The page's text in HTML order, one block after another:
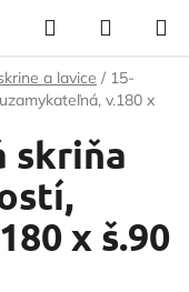
Hľadať
KOŠÍK
a lavice / 15-
v.180 x
skriňa
x š.90